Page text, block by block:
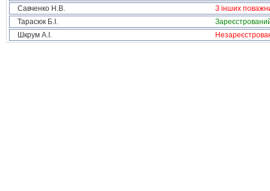
Савченко Н.В.
З інших
Тарасюк Б.І.
Шкрум А.І.